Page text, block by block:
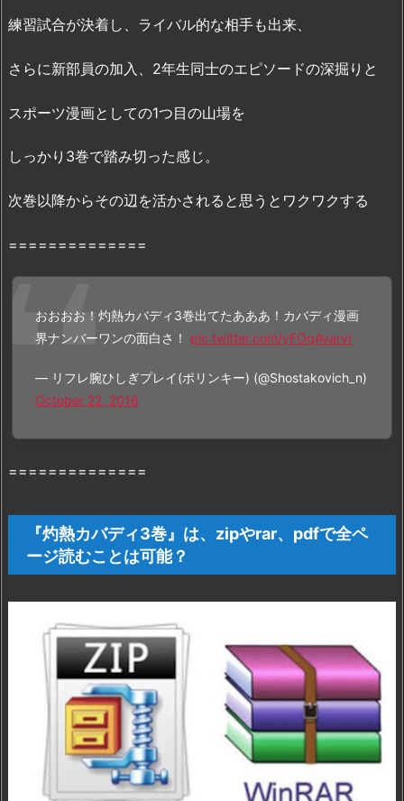
む
法
は…！？
1.
和
灼
カ
バ
ィ
3
ほ
無
料
で
で
き
る
理
由
練習試合が決着し、ライバル的な相手も出来、
さらに新部員の加入、2年生同士のエピソードの深掘りと
スポーツ漫画としての1つ目の山場を
しっかり3巻で踏み切った感じ。
次巻以降からその辺を活かされると思うとワクワクする
==============
おおおお！灼熱カバディ3巻出てたあああ！カバディ漫画
界ナンバーワンの面白さ！ pic.twitter.com/yFOgAvarvr
— リフレ腕ひしぎプレイ(ポリンキー) (@Shostakovich_n)
October 22, 2016
==============
『灼熱カバディ3巻』は、zipやrar、pdfで全ペ
ージ読むことは可能？